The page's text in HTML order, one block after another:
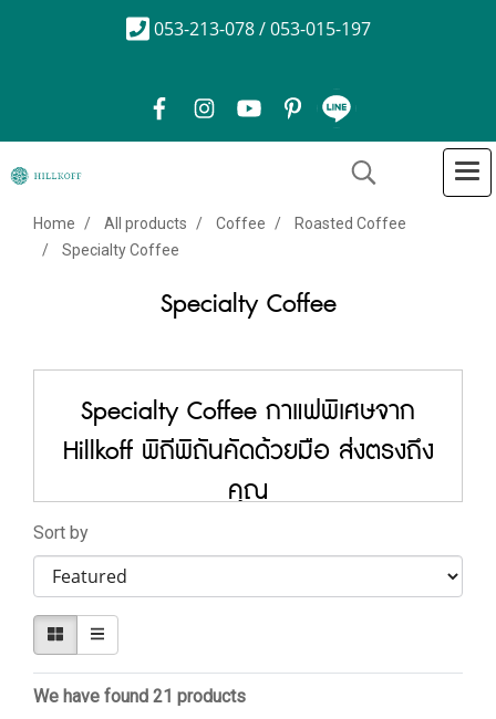
053-213-078 / 053-015-197
Home All products Coffee
Roasted Coffee
Specialty Coffee
Specialty Coffee
Specialty Coffee กาแฟพิเศษจาก
Hillkoff พิถีพิถันคัดด้วยมือ ส่งตรงถึง
คุณ
ความละเอียดพิถีพิถันในการชงกาแฟคือศิลปะอีก
แขนงหนึ่ง ทุกกระบวนการตั้งแต่เริ่มจนจบล้วนเป็น
ส่วนหนึ่งในการสร้างงานศิลปะชิ้นเอก ซึ่งกาแฟ
พิเศษที่เราจะพาทุกคนมาทำความรู้จักนี้ มีความ
แตกต่างกับกาแฟทั่วไปอยู่มาก ด้วยความใส่ใจ
“พิเศษ” โดยเฉพาะ ทำให้กาแฟชนิดนี้เป็นอีกขั้น
ที่มากกว่าของกาแฟปกติทั่วไป ซึ่งที่ Hillkoff ก็มี
Sort by
We have found 21 products